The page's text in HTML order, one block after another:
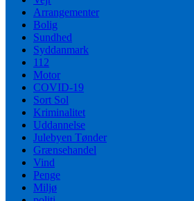
Arrangementer
Bolig
Sundhed
Syddanmark
112
Motor
COVID-19
Sort Sol
Kriminalitet
Uddannelse
Julebyen Tønder
Grænsehandel
Vind
Penge
Miljø